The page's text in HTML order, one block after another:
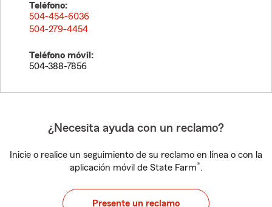
Teléfono:
504-454-6036
504-279-4454
Teléfono móvil:
504-388-7856
¿Necesita ayuda con un reclamo?
Inicie o realice un seguimiento de su reclamo en línea o con la
aplicación móvil de State Farm®.
Presente un reclamo